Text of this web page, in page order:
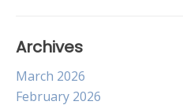
Archives
March 2026
February 2026